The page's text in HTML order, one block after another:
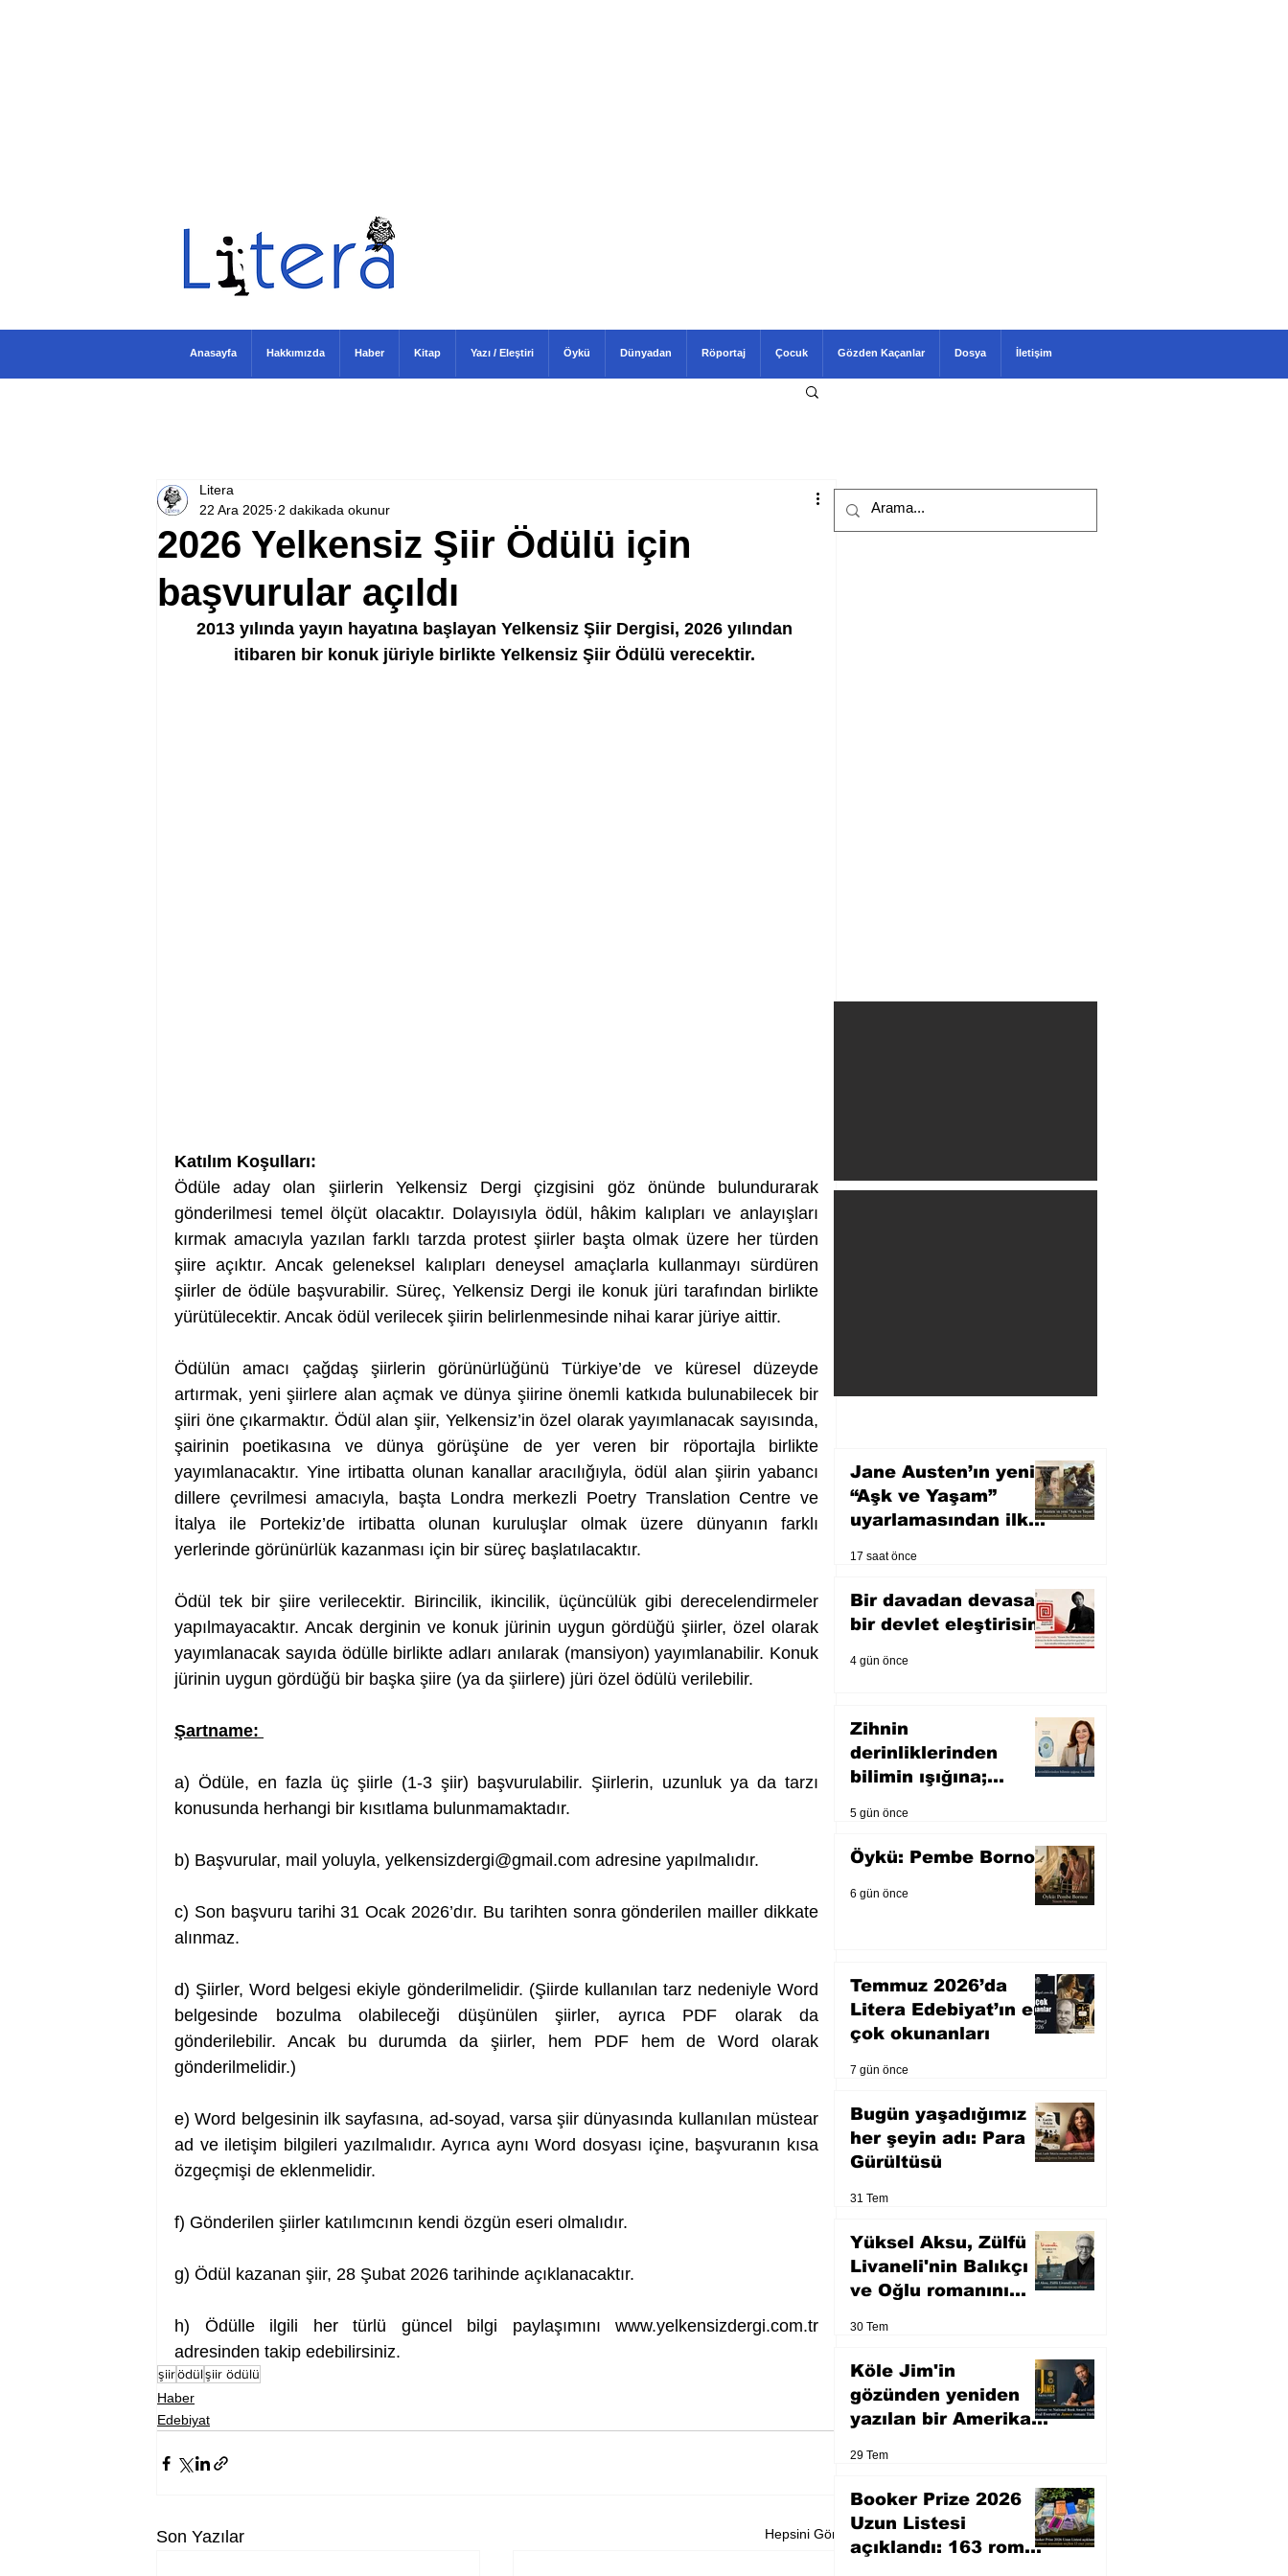
2026 Yelkensiz Şiir Ödülü için
başvurular açıldı
Litera
22 Ara 2025 2 dakikada okunur
2013 yılında yayın hayatına başlayan Yelkensiz Şiir Dergisi, 2026 yılından
itibaren bir konuk jüriyle birlikte Yelkensiz Şiir Ödülü verecektir.
Katılım Koşulları:
Ödüle aday olan şiirlerin Yelkensiz Dergi çizgisini göz önünde bulundurarak
gönderilmesi temel ölçüt olacaktır. Dolayısıyla ödül, hâkim kalıpları ve anlayışları
kırmak amacıyla yazılan farklı tarzda protest şiirler başta olmak üzere her türden
şiire açıktır. Ancak geleneksel kalıpları deneysel amaçlarla kullanmayı sürdüren
şiirler de ödüle başvurabilir. Süreç, Yelkensiz Dergi ile konuk jüri tarafından birlikte
yürütülecektir. Ancak ödül verilecek şiirin belirlenmesinde nihai karar jüriye aittir.
Ödülün amacı çağdaş şiirlerin görünürlüğünü Türkiye’de ve küresel düzeyde
artırmak, yeni şiirlere alan açmak ve dünya şiirine önemli katkıda bulunabilecek bir
şiiri öne çıkarmaktır. Ödül alan şiir, Yelkensiz’in özel olarak yayımlanacak sayısında,
şairinin poetikasına ve dünya görüşüne de yer veren bir röportajla birlikte
yayımlanacaktır. Yine irtibatta olunan kanallar aracılığıyla, ödül alan şiirin yabancı
dillere çevrilmesi amacıyla, başta Londra merkezli Poetry Translation Centre ve
İtalya ile Portekiz’de irtibatta olunan kuruluşlar olmak üzere dünyanın farklı
yerlerinde görünürlük kazanması için bir süreç başlatılacaktır.
Ödül tek bir şiire verilecektir. Birincilik, ikincilik, üçüncülük gibi derecelendirmeler
yapılmayacaktır. Ancak derginin ve konuk jürinin uygun gördüğü şiirler, özel olarak
yayımlanacak sayıda ödülle birlikte adları anılarak (mansiyon) yayımlanabilir. Konuk
jürinin uygun gördüğü bir başka şiire (ya da şiirlere) jüri özel ödülü verilebilir.
Şartname:
a) Ödüle, en fazla üç şiirle (1-3 şiir) başvurulabilir. Şiirlerin, uzunluk ya da tarzı
konusunda herhangi bir kısıtlama bulunmamaktadır.
b) Başvurular, mail yoluyla, yelkensizdergi@gmail.com adresine yapılmalıdır.
c) Son başvuru tarihi 31 Ocak 2026’dır. Bu tarihten sonra gönderilen mailler dikkate
alınmaz.
d) Şiirler, Word belgesi ekiyle gönderilmelidir. (Şiirde kullanılan tarz nedeniyle Word
belgesinde bozulma olabileceği düşünülen şiirler, ayrıca PDF olarak da
gönderilebilir. Ancak bu durumda da şiirler, hem PDF hem de Word olarak
gönderilmelidir.)
e) Word belgesinin ilk sayfasına, ad-soyad, varsa şiir dünyasında kullanılan müstear
ad ve iletişim bilgileri yazılmalıdır. Ayrıca aynı Word dosyası içine, başvuranın kısa
özgeçmişi de eklenmelidir.
f) Gönderilen şiirler katılımcının kendi özgün eseri olmalıdır.
g) Ödül kazanan şiir, 28 Şubat 2026 tarihinde açıklanacaktır.
h) Ödülle ilgili her türlü güncel bilgi paylaşımını www.yelkensizdergi.com.tr
adresinden takip edebilirsiniz.
şiirödülşiir ödülü
Haber
Edebiyat
Son Yazılar Hepsini Gör
Jane Austen’ın yeni
“Aşk ve Yaşam”
uyarlamasından ilk
17 saat önce
Bir davadan devasa
bir devlet eleştirisine
4 gün önce
Zihnin
derinliklerinden
bilimin ışığına;
5 gün önce
Öykü: Pembe Bornoz
6 gün önce
Temmuz 2026’da
Litera Edebiyat’ın en
çok okunanları
7 gün önce
Bugün yaşadığımız
her şeyin adı: Para
Gürültüsü
31 Tem
Yüksel Aksu, Zülfü
Livaneli'nin Balıkçı
ve Oğlu romanını
30 Tem
Köle Jim'in
gözünden yeniden
yazılan bir Amerikan
29 Tem
Booker Prize 2026
Uzun Listesi
açıklandı: 163 roman
Anasayfa Hakkımızda Haber Kitap Yazı / Eleştiri Öykü Dünyadan Röportaj Çocuk Gözden Kaçanlar Dosya İletişim